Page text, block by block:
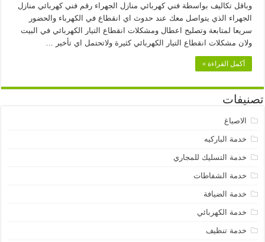
وباقل تكاليف بواسطة فني كهربائي منازل الجهراء رقم فني كهربائي منازل
الجهراء الذي يتواصل معك عند حدوث اي انقطاع في الكهرباء والحضور
سريعا لمتابعة وتصليح اعطال ومشكلات انقطاع التيار الكهربائي في البيت
ولان مشكلات انقطاع التيار الكهربائي كثيرة ولاتحتمل اي تأخير …
أكمل القراءة »
تصنيفات
الاصباغ
خدمة الباركيه
خدمة التسليك للمجاري
خدمة الشفاطات
خدمة الضيافة
خدمة الكهربائي
خدمة تنظيف